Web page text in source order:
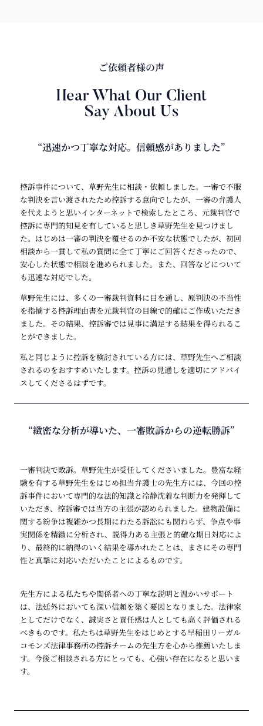
ご依頼者様の声
Hear What Our Client
Say About Us
“迅速かつ丁寧な対応。信頼感がありました”
控訴事件について、草野先生に相談・依頼しました。一審で不服
な判決を言い渡されたため控訴する意向でしたが、一審の弁護人
を代えようと思いインターネットで検索したところ、元裁判官で
控訴に専門的知見を有していると思しき草野先生を見つけまし
た。はじめは一審の判決を覆せるのか不安な状態でしたが、初回
相談から一貫して私の質問に全て丁寧にご回答くださったので、
安心した状態で相談を進められました。また、回答などについて
も迅速な対応でした。
草野先生には、多くの一審裁判資料に目を通し、原判決の不当性
を指摘する控訴理由書を元裁判官の目線で的確にご作成いただき
ました。その結果、控訴審では見事に満足する結果を得られるこ
とができました。
私と同じように控訴を検討されている方には、草野先生へご相談
されるのをおすすめいたします。控訴の見通しを適切にアドバイ
スしてくださるはずです。
“緻密な分析が導いた、一審敗訴からの逆転勝訴”
一審判決で敗訴。草野先生が受任してくださいました。豊富な経
験を有する草野先生をはじめ担当弁護士の先生方には、今回の控
訴事件において専門的な法的知識と冷静沈着な判断力を発揮して
いただき、控訴審では当方の主張が認められました。建物設備に
関する紛争は複雑かつ長期にわたる訴訟にも関わらず、争点や事
実関係を精緻に分析され、説得力ある主張と的確な期日対応によ
り、最終的に納得のいく結果を導かれたことは、まさにその専門
性と真摯に対応いただいたことによるものです。
先生方による私たちや関係者への丁寧な説明と温かいサポート
は、法廷外においても深い信頼を築く要因となりました。法律家
としてだけでなく、誠実さと責任感は人としても高く評価される
べきものです。私たちは草野先生をはじめとする早稲田リーガル
コモンズ法律事務所の控訴チームの先生方を心から推薦いたしま
す。今後ご相談される方にとっても、心強い存在になると思いま
す。